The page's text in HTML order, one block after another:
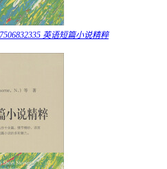
英语短篇小说精粹